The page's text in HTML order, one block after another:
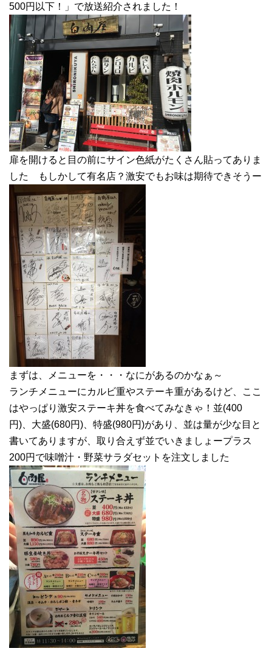
500円以下！」で放送紹介されました！
扉を開けると目の前にサイン色紙がたくさん貼ってありま
した もしかして有名店？激安でもお味は期待できそうー
まずは、メニューを・・・なにがあるのかなぁ～
ランチメニューにカルビ重やステーキ重があるけど、ここ
はやっぱり激安ステーキ丼を食べてみなきゃ！並(400
円)、大盛(680円)、特盛(980円)があり、並は量が少な目と
書いてありますが、取り合えず並でいきましょープラス
200円で味噌汁・野菜サラダセットを注文しました